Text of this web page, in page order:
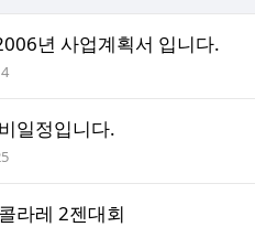
년 사업계획서 입니다.
회수
일정입니다.
회수
라레 2젠대회